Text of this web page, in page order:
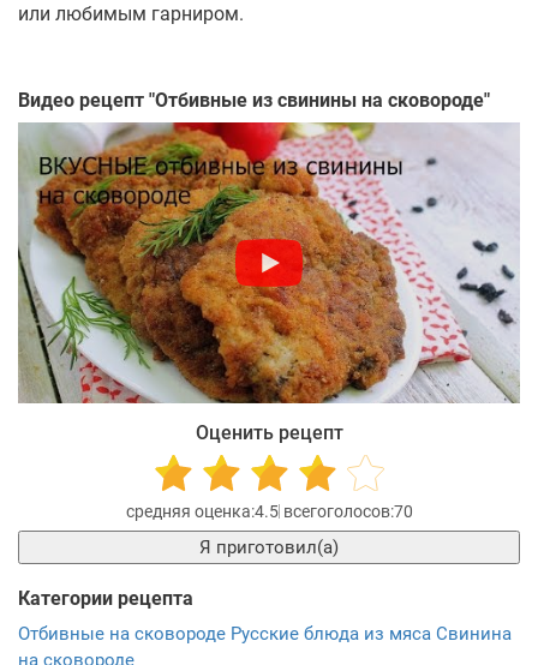
или любимым гарниром.
Видео рецепт "Отбивные из свинины на сковороде"
Оценить рецепт
4.5 70
Я приготовил(а)
Категории рецепта
Отбивные на сковороде Русские блюда из мяса Свинина
на сковороде